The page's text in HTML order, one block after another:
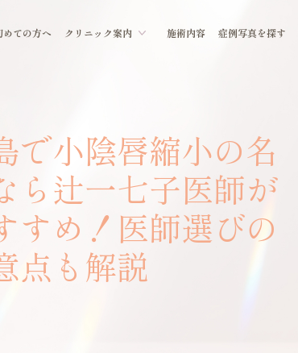
めての方へ クリニック案内 施術内容 症例写真を探す
で小陰唇縮小の名
ら辻一七子医師が
すめ！医師選びの
点も解説